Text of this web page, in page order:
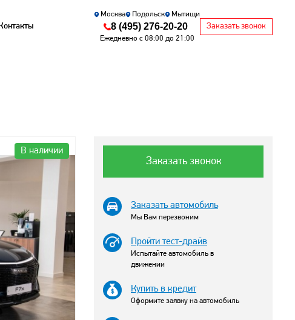
Москва Подольск Мытищи
8 (495) 276-20-20
Ежедневно с 08:00 до 21:00
Заказать звонок
В наличии
Заказать звонок
Заказать автомобиль
Мы Вам перезвоним
Пройти тест-драйв
Испытайте автомобиль в
движении
Купить в кредит
Оформите заявку на автомобиль